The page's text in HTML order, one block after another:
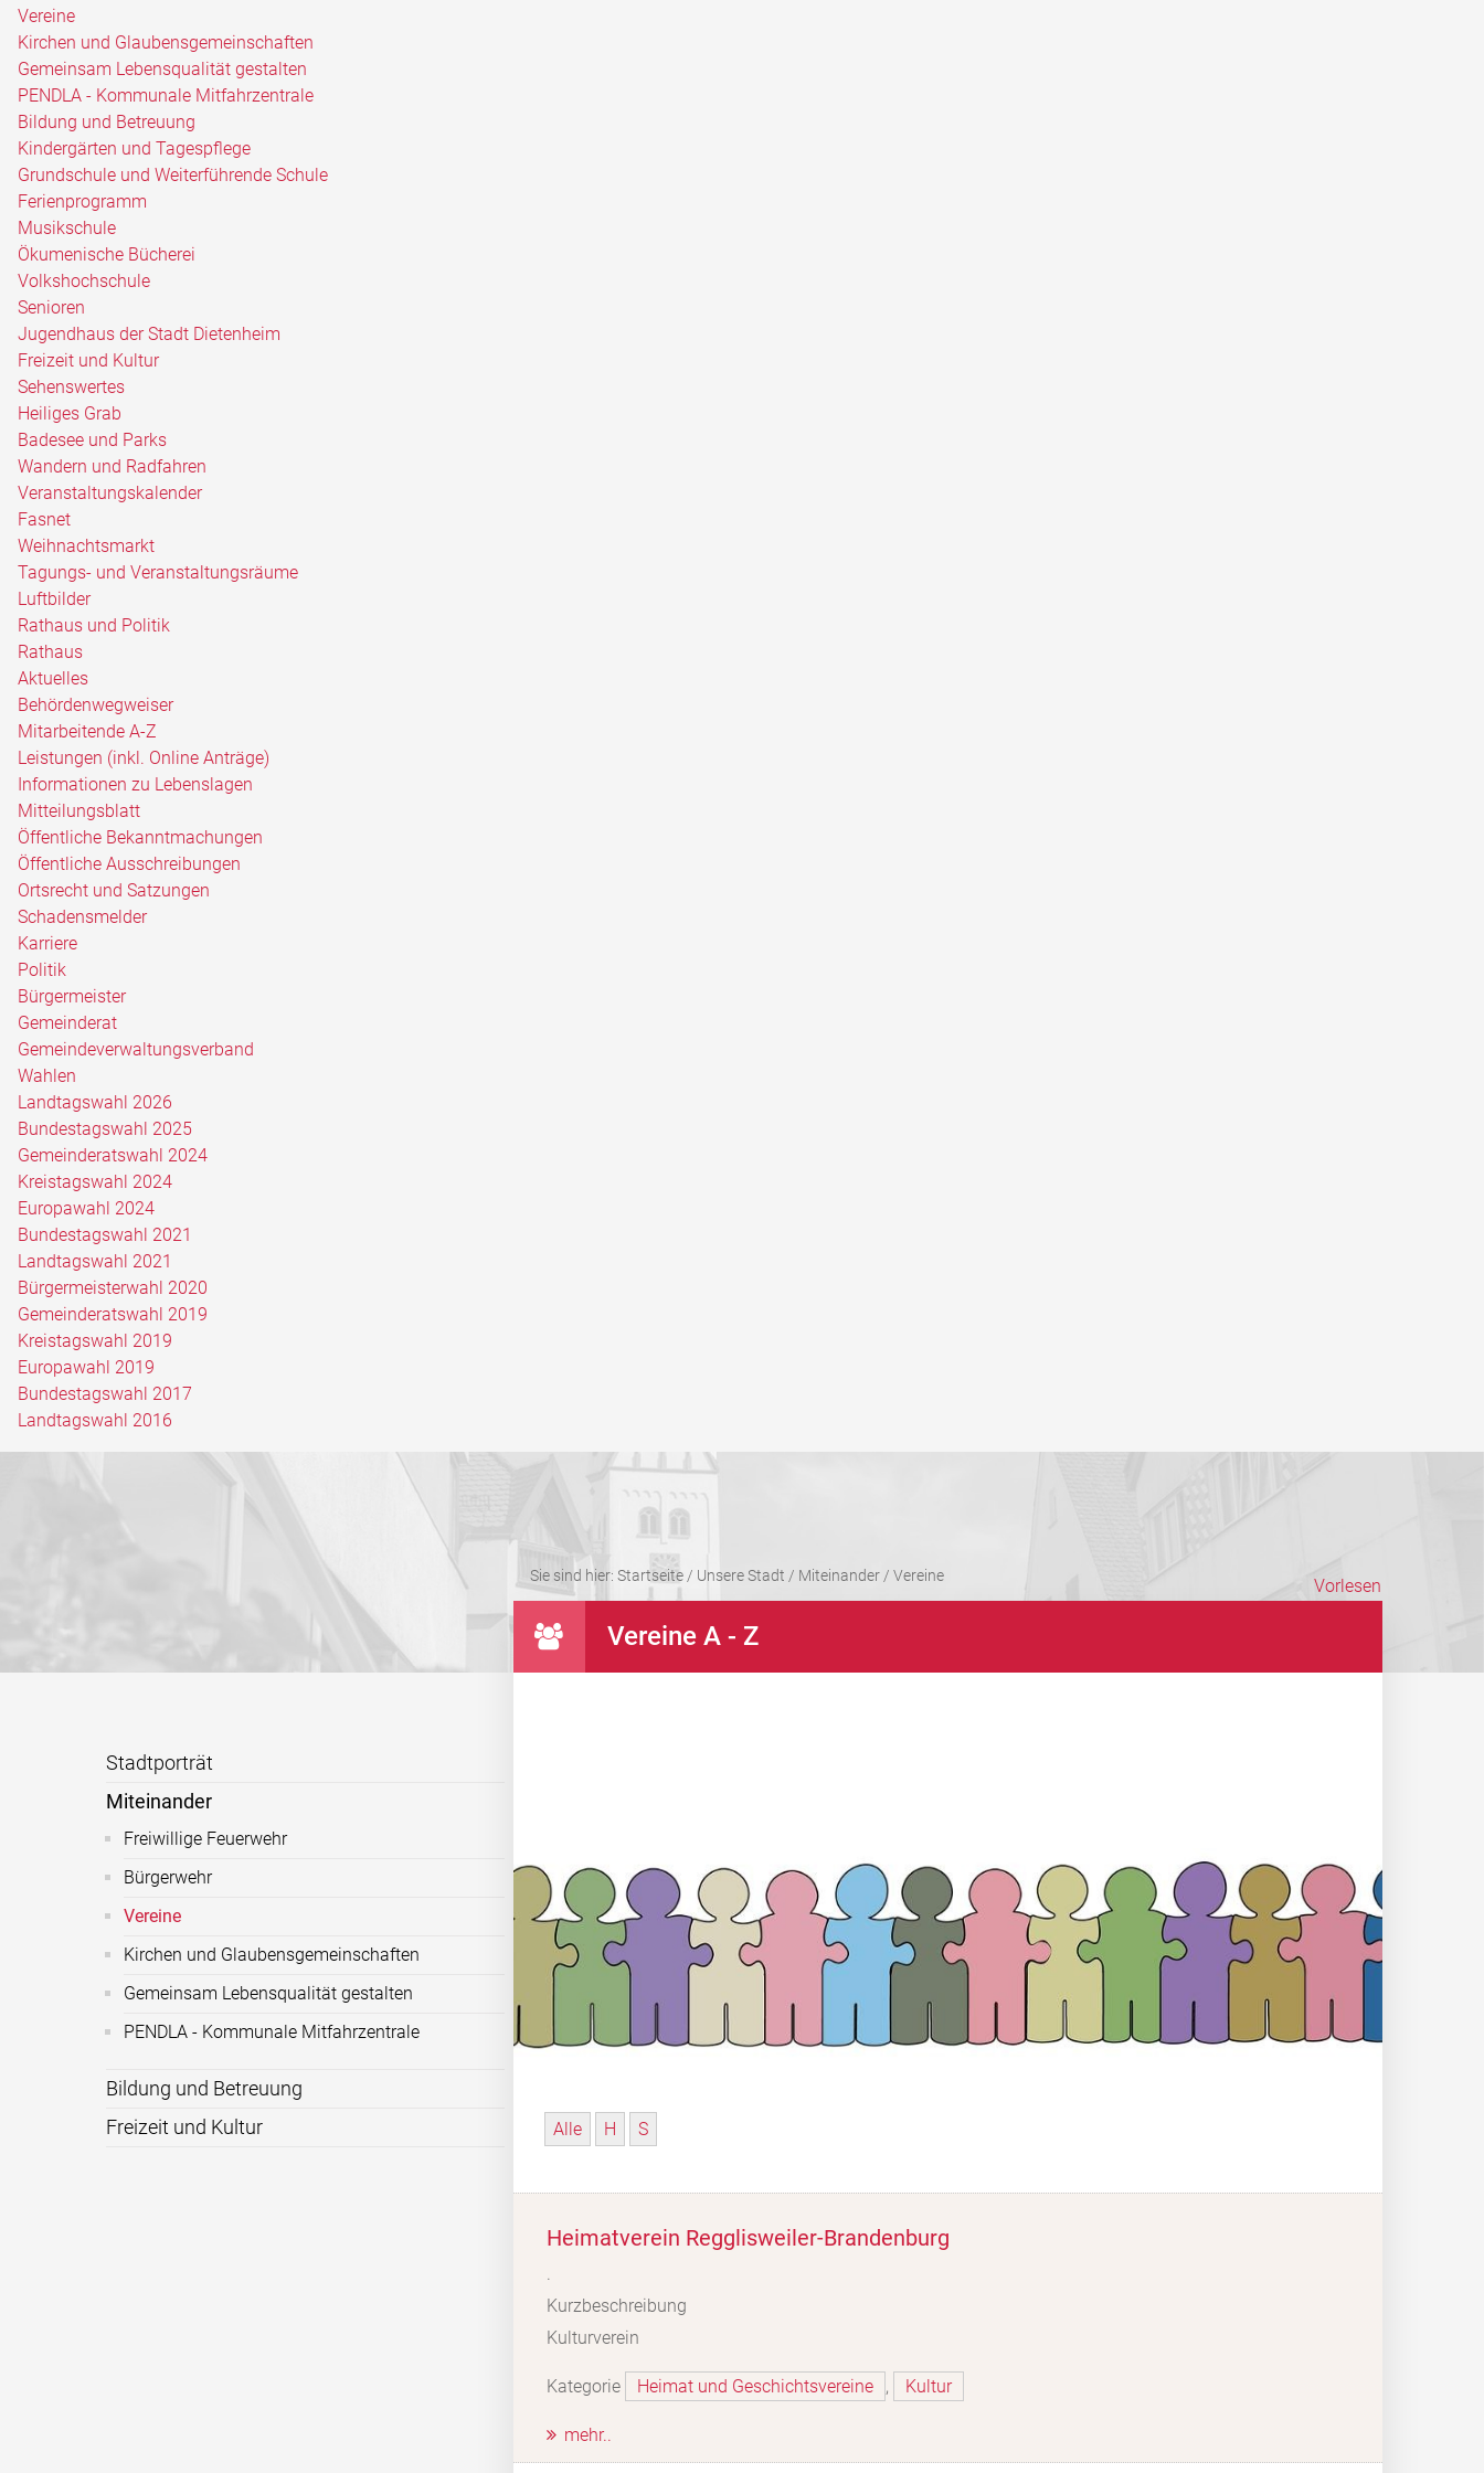
Vereine
Kirchen und Glaubensgemeinschaften
Gemeinsam Lebensqualität gestalten
PENDLA - Kommunale Mitfahrzentrale
Bildung und Betreuung
Kindergärten und Tagespflege
Grundschule und Weiterführende Schule
Ferienprogramm
Musikschule
Ökumenische Bücherei
Volkshochschule
Senioren
Jugendhaus der Stadt Dietenheim
Freizeit und Kultur
Sehenswertes
Heiliges Grab
Badesee und Parks
Wandern und Radfahren
Veranstaltungskalender
Fasnet
Weihnachtsmarkt
Tagungs- und Veranstaltungsräume
Luftbilder
Rathaus und Politik
Rathaus
Aktuelles
Behördenwegweiser
Mitarbeitende A-Z
Leistungen (inkl. Online Anträge)
Informationen zu Lebenslagen
Mitteilungsblatt
Öffentliche Bekanntmachungen
Öffentliche Ausschreibungen
Ortsrecht und Satzungen
Schadensmelder
Karriere
Politik
Bürgermeister
Gemeinderat
Gemeindeverwaltungsverband
Wahlen
Landtagswahl 2026
Bundestagswahl 2025
Gemeinderatswahl 2024
Kreistagswahl 2024
Europawahl 2024
Bundestagswahl 2021
Landtagswahl 2021
Bürgermeisterwahl 2020
Gemeinderatswahl 2019
Kreistagswahl 2019
Europawahl 2019
Bundestagswahl 2017
Landtagswahl 2016
Sie sind hier: Startseite/ Unsere Stadt / Miteinander/ Vereine Vorlesen
Stadtporträt
Miteinander
Freiwillige Feuerwehr
Bürgerwehr
Vereine
Kirchen und Glaubensgemeinschaften
Gemeinsam Lebensqualität gestalten
PENDLA - Kommunale Mitfahrzentrale
Bildung und Betreuung
Freizeit und Kultur
Vereine A - Z
Alle H S
Heimatverein Regglisweiler-Brandenburg
Kurzbeschreibung
Kulturverein
Kategorie Heimat und Geschichtsvereine , Kultur
mehr..